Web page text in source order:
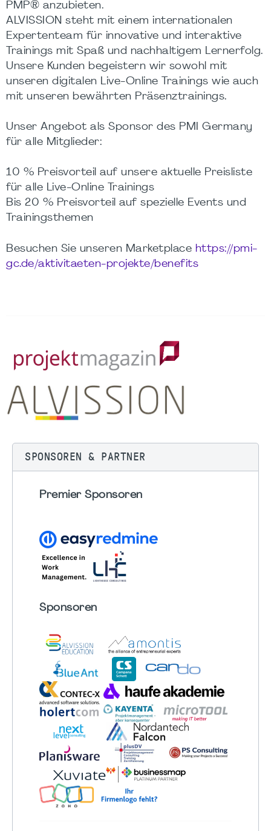
PMP® anzubieten.
ALVISSION steht mit einem internationalen
Expertenteam für innovative und interaktive
Trainings mit Spaß und nachhaltigem Lernerfolg.
Unsere Kunden begeistern wir sowohl mit
unseren digitalen Live-Online Trainings wie auch
mit unseren bewährten Präsenztrainings.
Unser Angebot als Sponsor des PMI Germany
für alle Mitglieder:
10 % Preisvorteil auf unsere aktuelle Preisliste
für alle Live-Online Trainings
Bis 20 % Preisvorteil auf spezielle Events und
Trainingsthemen
Besuchen Sie unseren Marketplace https://pmi-
gc.de/aktivitaeten-projekte/benefits
SPONSOREN & PARTNER
Premier Sponsoren
Sponsoren